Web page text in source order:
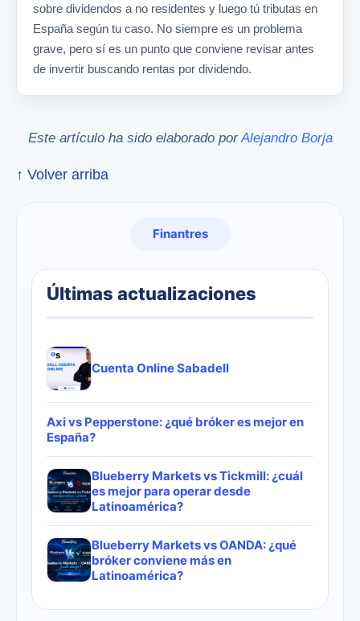
sobre dividendos a no residentes y luego tú tributas en
España según tu caso. No siempre es un problema
grave, pero sí es un punto que conviene revisar antes
de invertir buscando rentas por dividendo.
Este artículo ha sido elaborado por Alejandro Borja
↑ Volver arriba
Finantres
Últimas actualizaciones
Cuenta Online Sabadell
Axi vs Pepperstone: ¿qué bróker es mejor en
España?
Blueberry Markets vs Tickmill: ¿cuál
es mejor para operar desde
Latinoamérica?
Blueberry Markets vs OANDA: ¿qué
bróker conviene más en
Latinoamérica?